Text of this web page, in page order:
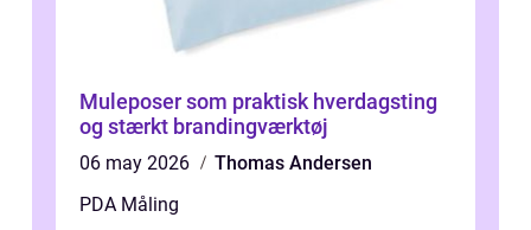
Muleposer som praktisk hverdagsting
og stærkt brandingværktøj
06 may 2026
Thomas Andersen
PDA Måling